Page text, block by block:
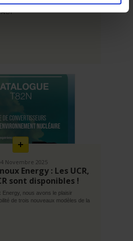
et à la supervision des
BT
savoir
plus
Novembre 2025
Energy : Les UCR,
sont disponibles !
Energy, nous avons le plaisir
de trois nouveaux modèles de la